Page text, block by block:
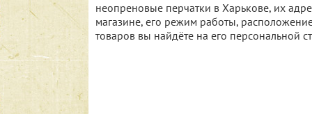
неопреновые перчатки в Харькове, их
магазине, его режим работы,
товаров вы найдёте на его персональной